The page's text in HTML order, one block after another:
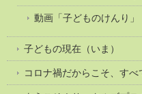
動画「子どものけんり」
子どもの現在（いま）
コロナ禍だからこそ、すべ